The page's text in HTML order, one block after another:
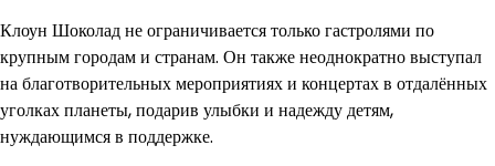
Клоун Шоколад не ограничивается только гастролями по
крупным городам и странам. Он также неоднократно выступал
на благотворительных мероприятиях и концертах в отдалённых
уголках планеты, подарив улыбки и надежду детям,
нуждающимся в поддержке.